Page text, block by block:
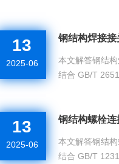
13
2025-06
钢结构焊接接
本文解答钢结
结合 GB/T
13
2025-06
钢结构螺栓连
本文解答钢结
结合 GB/T